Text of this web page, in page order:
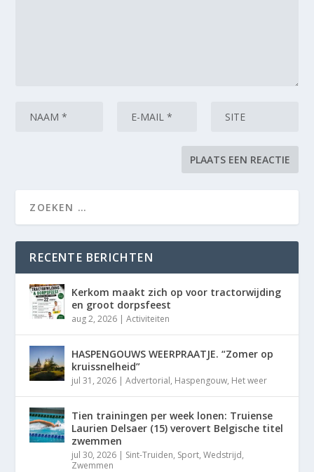
RECENTE BERICHTEN
Kerkom maakt zich op voor tractorwijding
en groot dorpsfeest
aug 2, 2026 |Activiteiten
HASPENGOUWS WEERPRAATJE. “Zomer op
kruissnelheid”
jul 31, 2026 |Advertorial, Haspengouw, Het weer
Tien trainingen per week lonen: Truiense
Laurien Delsaer (15) verovert Belgische titel
zwemmen
jul 30, 2026 | Sint-Truiden, Sport,Wedstrijd,
Zwemmen